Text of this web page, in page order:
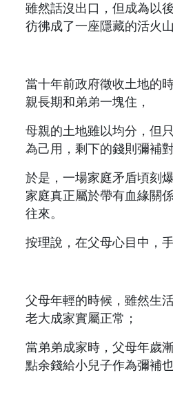
雖然話沒出口，但成為以
彷彿成了一座隱藏的活火山
當十年前政府徵收土地的
親長期和弟弟一塊住，
母親的土地雖以均分，但
為己用，剩下的錢則彌補
於是，一場家庭矛盾頃刻
家庭真正屬於帶有血緣關
往來。
按理說，在父母心目中，
父母年輕的時候，雖然生
老大成家實屬正常；
當弟弟成家時，父母年歲
點余錢給小兒子作為彌補